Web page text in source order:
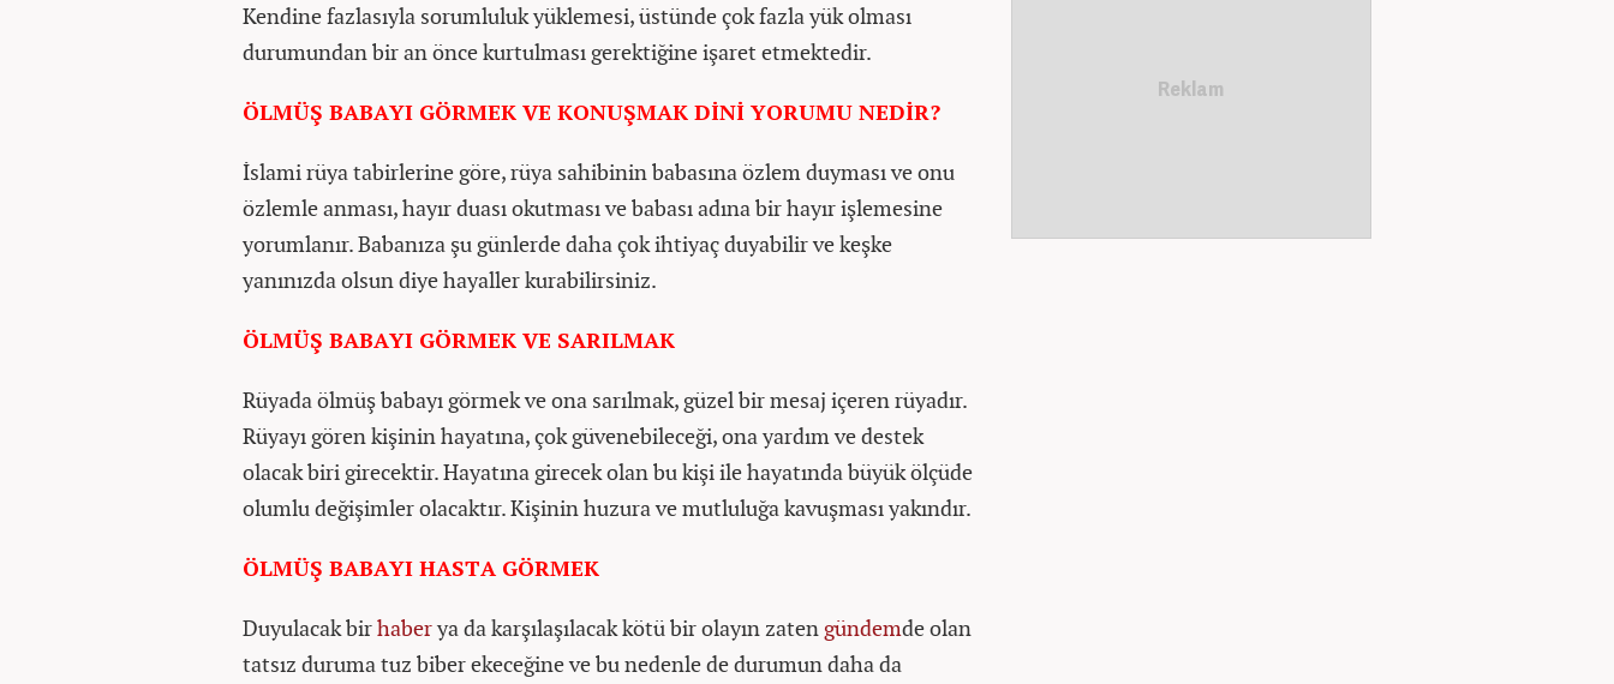
Kendine fazlasıyla sorumluluk yüklemesi, üstünde çok fazla yük olması
durumundan bir an önce kurtulması gerektiğine işaret etmektedir.
ÖLMÜŞ BABAYI GÖRMEK VE KONUŞMAK DİNİ YORUMU NEDİR?
İslami rüya tabirlerine göre, rüya sahibinin babasına özlem duyması ve onu
özlemle anması, hayır duası okutması ve babası adına bir hayır işlemesine
yorumlanır. Babanıza şu günlerde daha çok ihtiyaç duyabilir ve keşke
yanınızda olsun diye hayaller kurabilirsiniz.
ÖLMÜŞ BABAYI GÖRMEK VE SARILMAK
Rüyada ölmüş babayı görmek ve ona sarılmak, güzel bir mesaj içeren rüyadır.
Rüyayı gören kişinin hayatına, çok güvenebileceği, ona yardım ve destek
olacak biri girecektir. Hayatına girecek olan bu kişi ile hayatında büyük ölçüde
olumlu değişimler olacaktır. Kişinin huzura ve mutluluğa kavuşması yakındır.
ÖLMÜŞ BABAYI HASTA GÖRMEK
Duyulacak birhaberya da karşılaşılacak kötü bir olayın zaten gündemde olan
tatsız duruma tuz biber ekeceğine ve bu nedenle de durumun daha da